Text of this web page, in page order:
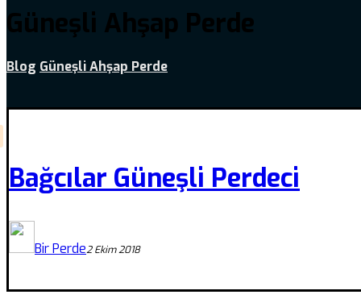
Güneşli Ahşap Perde
Blog Güneşli Ahşap Perde
Bağcılar Güneşli Perdeci
Bir Perde2 Ekim 2018